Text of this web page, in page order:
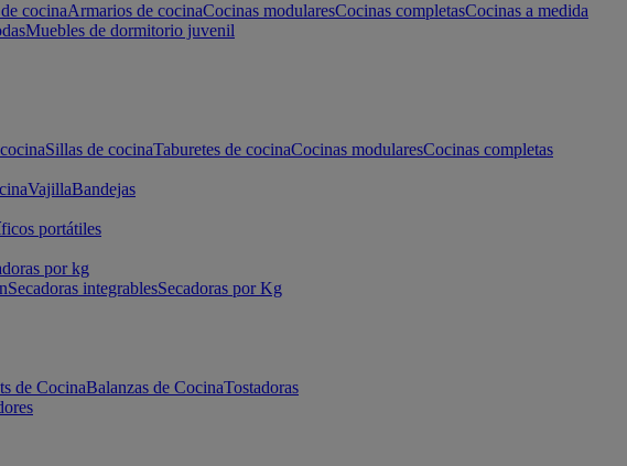
cocinaArmarios de cocinaCocinas modularesCocinas completasCocinas a medida
Muebles de dormitorio juvenil
Sillas de cocinaTaburetes de cocinaCocinas modularesCocinas completas
VajillaBandejas
portátiles
por kg
Secadoras integrablesSecadoras por Kg
de CocinaBalanzas de CocinaTostadoras